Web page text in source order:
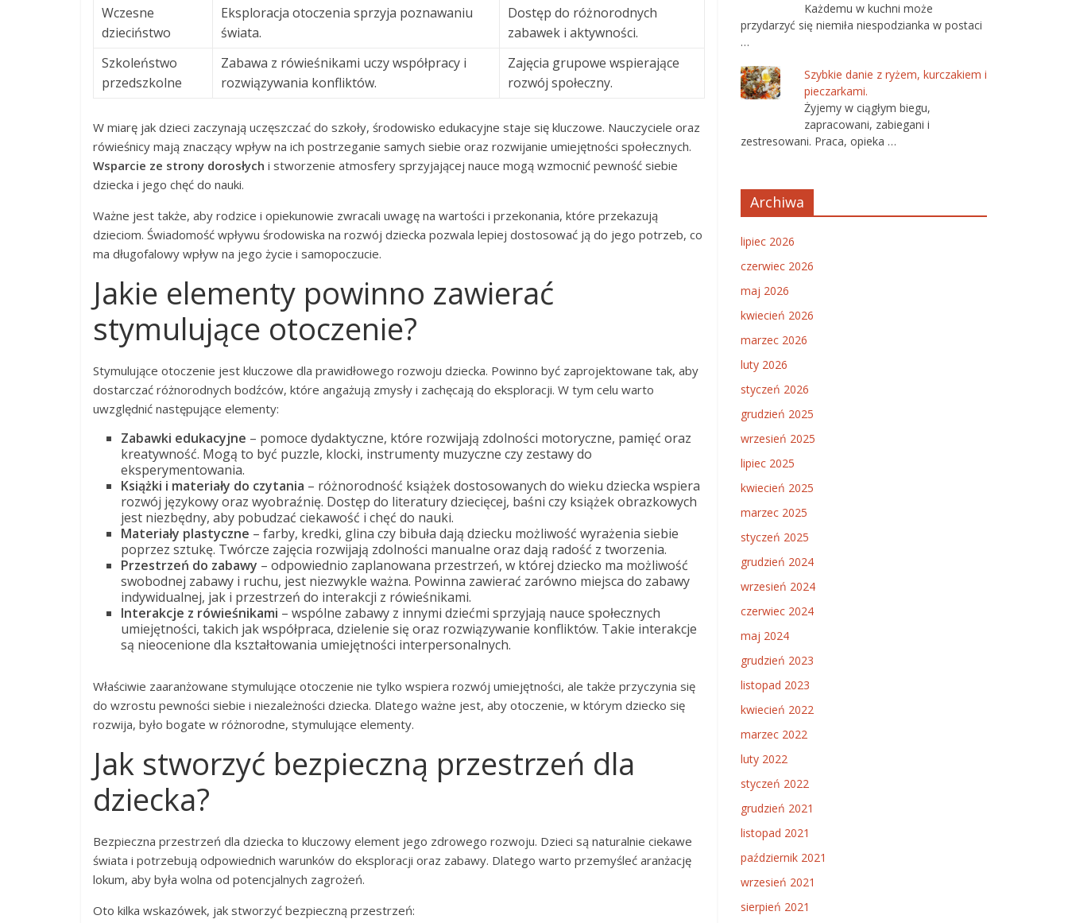
Wczesne
dzieciństwo
Eksploracja otoczenia sprzyja poznawaniu
świata.
Dostęp do różnorodnych
zabawek i aktywności.
Szkoleństwo
przedszkolne
Zabawa z rówieśnikami uczy współpracy i
rozwiązywania konfliktów.
Zajęcia grupowe wspierające
rozwój społeczny.
W miarę jak dzieci zaczynają uczęszczać do szkoły, środowisko edukacyjne staje się kluczowe. Nauczyciele oraz
rówieśnicy mają znaczący wpływ na ich postrzeganie samych siebie oraz rozwijanie umiejętności społecznych.
Wsparcie ze strony dorosłych i stworzenie atmosfery sprzyjającej nauce mogą wzmocnić pewność siebie
dziecka i jego chęć do nauki.
Ważne jest także, aby rodzice i opiekunowie zwracali uwagę na wartości i przekonania, które przekazują
dzieciom. Świadomość wpływu środowiska na rozwój dziecka pozwala lepiej dostosować ją do jego potrzeb, co
ma długofalowy wpływ na jego życie i samopoczucie.
Jakie elementy powinno zawierać
stymulujące otoczenie?
Stymulujące otoczenie jest kluczowe dla prawidłowego rozwoju dziecka. Powinno być zaprojektowane tak, aby
dostarczać różnorodnych bodźców, które angażują zmysły i zachęcają do eksploracji. W tym celu warto
uwzględnić następujące elementy:
Zabawki edukacyjne – pomoce dydaktyczne, które rozwijają zdolności motoryczne, pamięć oraz
kreatywność. Mogą to być puzzle, klocki, instrumenty muzyczne czy zestawy do
eksperymentowania.
Książki i materiały do czytania – różnorodność książek dostosowanych do wieku dziecka wspiera
rozwój językowy oraz wyobraźnię. Dostęp do literatury dziecięcej, baśni czy książek obrazkowych
jest niezbędny, aby pobudzać ciekawość i chęć do nauki.
Materiały plastyczne – farby, kredki, glina czy bibuła dają dziecku możliwość wyrażenia siebie
poprzez sztukę. Twórcze zajęcia rozwijają zdolności manualne oraz dają radość z tworzenia.
Przestrzeń do zabawy – odpowiednio zaplanowana przestrzeń, w której dziecko ma możliwość
swobodnej zabawy i ruchu, jest niezwykle ważna. Powinna zawierać zarówno miejsca do zabawy
indywidualnej, jak i przestrzeń do interakcji z rówieśnikami.
Interakcje z rówieśnikami – wspólne zabawy z innymi dziećmi sprzyjają nauce społecznych
umiejętności, takich jak współpraca, dzielenie się oraz rozwiązywanie konfliktów. Takie interakcje
są nieocenione dla kształtowania umiejętności interpersonalnych.
Właściwie zaaranżowane stymulujące otoczenie nie tylko wspiera rozwój umiejętności, ale także przyczynia się
do wzrostu pewności siebie i niezależności dziecka. Dlatego ważne jest, aby otoczenie, w którym dziecko się
rozwija, było bogate w różnorodne, stymulujące elementy.
Jak stworzyć bezpieczną przestrzeń dla
dziecka?
Bezpieczna przestrzeń dla dziecka to kluczowy element jego zdrowego rozwoju. Dzieci są naturalnie ciekawe
świata i potrzebują odpowiednich warunków do eksploracji oraz zabawy. Dlatego warto przemyśleć aranżację
lokum, aby była wolna od potencjalnych zagrożeń.
Oto kilka wskazówek, jak stworzyć bezpieczną przestrzeń:
Każdemu w kuchni może
przydarzyć się niemiła niespodzianka w postaci
…
Szybkie danie z ryżem, kurczakiem i
pieczarkami.
Żyjemy w ciągłym biegu,
zapracowani, zabiegani i
zestresowani. Praca, opieka …
Archiwa
lipiec 2026
czerwiec 2026
maj 2026
kwiecień 2026
marzec 2026
luty 2026
styczeń 2026
grudzień 2025
wrzesień 2025
lipiec 2025
kwiecień 2025
marzec 2025
styczeń 2025
grudzień 2024
wrzesień 2024
czerwiec 2024
maj 2024
grudzień 2023
listopad 2023
kwiecień 2022
marzec 2022
luty 2022
styczeń 2022
grudzień 2021
listopad 2021
październik 2021
wrzesień 2021
sierpień 2021